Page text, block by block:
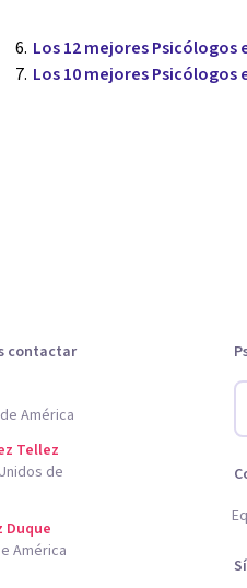
Los 12 mejores Psicólogos
Los 10 mejores Psicólogos
contactar
América
Tellez
de
Duque
América